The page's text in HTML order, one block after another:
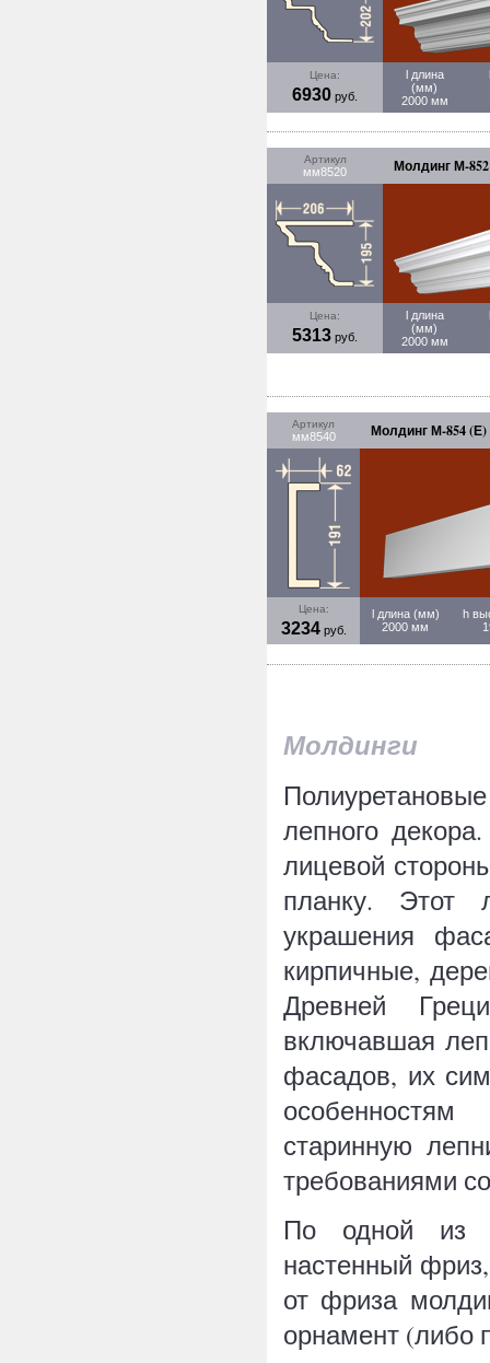
Цена:
6930 руб.
l длина
(мм)
2000 мм
Артикул
мм8520 Молдинг М-
Цена:
5313 руб.
l длина
(мм)
2000 мм
Артикул
мм8540 Молдинг М-854 (Е)
Цена:
3234руб.
l длина (мм)
2000 мм
h
Молдинги
лепного
лицевой
планку. Этот
украшения
кирпичные,
Древней
включавшая
фасадов, их
старинную
требованиями
По одной из
настенный
от фриза
орнамент (либо